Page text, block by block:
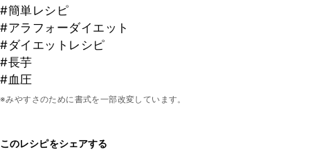
#簡単レシピ
#アラフォーダイエット
#ダイエットレシピ
#長芋
#血圧
※みやすさのために書式を一部改変しています。
このレシピをシェアする